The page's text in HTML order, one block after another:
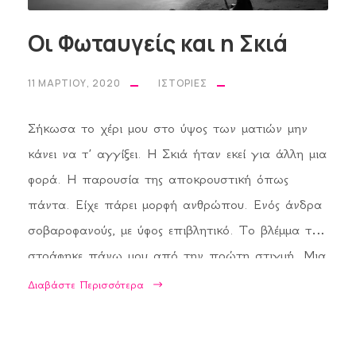
Οι Φωταυγείς και η Σκιά
11 ΜΑΡΤΊΟΥ, 2020 ΙΣΤΟΡΊΕΣ
Σήκωσα το χέρι μου στο ύψος των ματιών μην
κάνει να τ’ αγγίξει. Η Σκιά ήταν εκεί για άλλη μια
φορά. Η παρουσία της αποκρουστική όπως
πάντα. Είχε πάρει μορφή ανθρώπου. Ενός άνδρα
σοβαροφανούς, με ύφος επιβλητικό. Το βλέμμα του
στράφηκε πάνω μου από την πρώτη στιγμή. Μια
σκοτεινή ομίχλη είχε για αύρα, μα μόνο εγώ
Διαβάστε Περισσότερα